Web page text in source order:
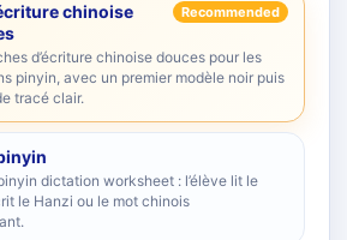
chinoise
Recommended
d’écriture chinoise douces pour les
pinyin, avec un premier modèle noir puis
tracé clair.
dictation worksheet : l’élève lit le
le Hanzi ou le mot chinois